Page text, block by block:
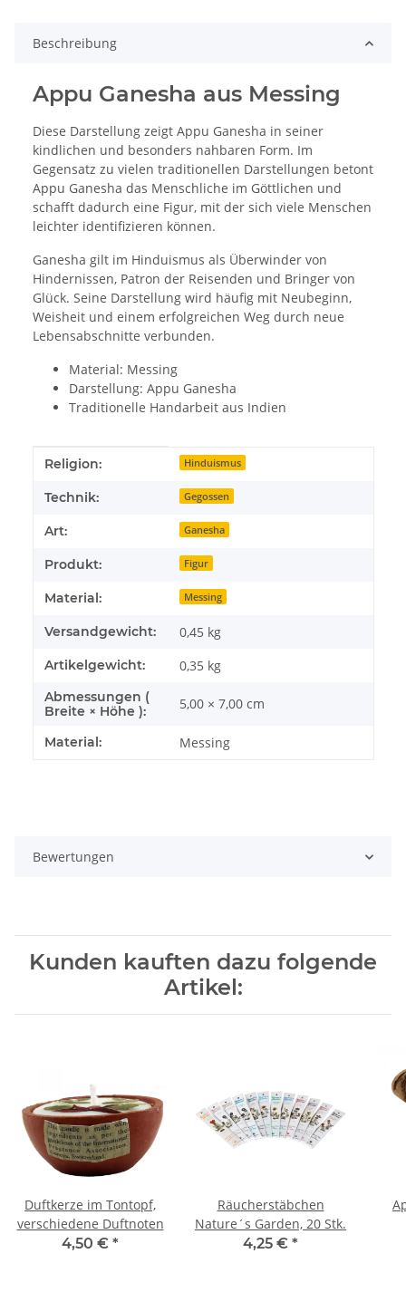
Beschreibung
Appu Ganesha aus Messing
Diese Darstellung zeigt Appu Ganesha in seiner
kindlichen und besonders nahbaren Form. Im
Gegensatz zu vielen traditionellen Darstellungen betont
Appu Ganesha das Menschliche im Göttlichen und
schafft dadurch eine Figur, mit der sich viele Menschen
leichter identifizieren können.
Ganesha gilt im Hinduismus als Überwinder von
Hindernissen, Patron der Reisenden und Bringer von
Glück. Seine Darstellung wird häufig mit Neubeginn,
Weisheit und einem erfolgreichen Weg durch neue
Lebensabschnitte verbunden.
Material: Messing
Darstellung: Appu Ganesha
Traditionelle Handarbeit aus Indien
Produkteigenschaft
Wert
Religion: Hinduismus
Technik: Gegossen
Art: Ganesha
Produkt: Figur
Material: Messing
Versandgewicht: 0,45 kg
Artikelgewicht: 0,35 kg
Abmessungen (
Breite × Höhe ):
5,00 × 7,00 cm
Material: Messing
Bewertungen
Kunden kauften dazu folgende
Artikel:
Duftkerze im Tontopf,
verschiedene Duftnoten
4,50 € *
Räucherstäbchen
Nature´s Garden, 20 Stk.
4,25 € *